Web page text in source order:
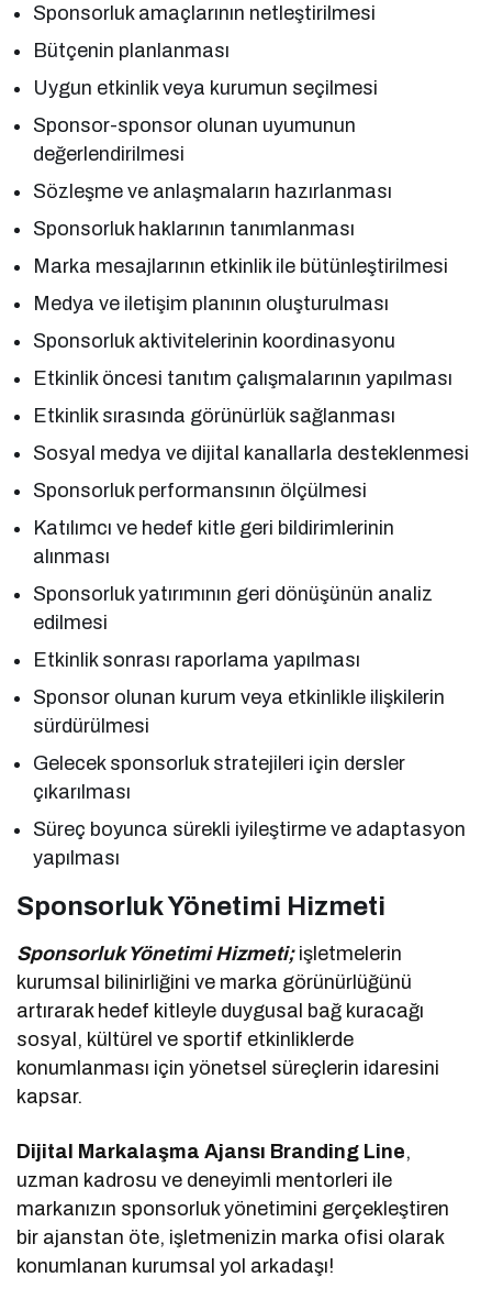
Sponsorluk amaçlarının netleştirilmesi
Bütçenin planlanması
Uygun etkinlik veya kurumun seçilmesi
Sponsor-sponsor olunan uyumunun
değerlendirilmesi
Sözleşme ve anlaşmaların hazırlanması
Sponsorluk haklarının tanımlanması
Marka mesajlarının etkinlik ile bütünleştirilmesi
Medya ve iletişim planının oluşturulması
Sponsorluk aktivitelerinin koordinasyonu
Etkinlik öncesi tanıtım çalışmalarının yapılması
Etkinlik sırasında görünürlük sağlanması
Sosyal medya ve dijital kanallarla desteklenmesi
Sponsorluk performansının ölçülmesi
Katılımcı ve hedef kitle geri bildirimlerinin
alınması
Sponsorluk yatırımının geri dönüşünün analiz
edilmesi
Etkinlik sonrası raporlama yapılması
Sponsor olunan kurum veya etkinlikle ilişkilerin
sürdürülmesi
Gelecek sponsorluk stratejileri için dersler
çıkarılması
Süreç boyunca sürekli iyileştirme ve adaptasyon
yapılması
Sponsorluk Yönetimi Hizmeti
Sponsorluk Yönetimi Hizmeti;işletmelerin
kurumsal bilinirliğini ve marka görünürlüğünü
artırarak hedef kitleyle duygusal bağ kuracağı
sosyal, kültürel ve sportif etkinliklerde
konumlanması için yönetsel süreçlerin idaresini
kapsar.
Dijital Markalaşma Ajansı Branding Line,
uzman kadrosu ve deneyimli mentorleri ile
markanızın sponsorluk yönetimini gerçekleştiren
bir ajanstan öte, işletmenizin marka ofisi olarak
konumlanan kurumsal yol arkadaşı!